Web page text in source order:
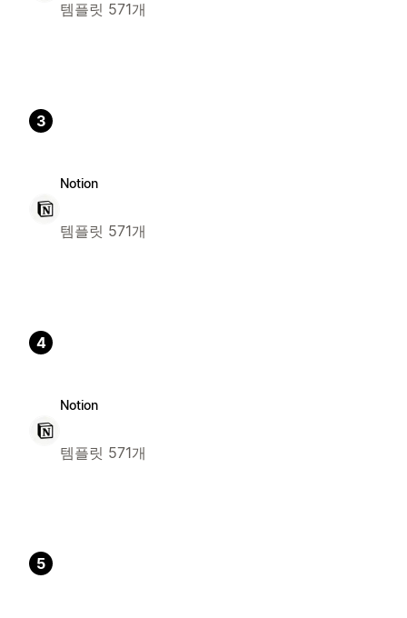
템플릿 571개
3
Notion
템플릿 571개
4
Notion
템플릿 571개
5